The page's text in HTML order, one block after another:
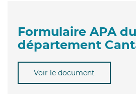
Formulaire APA du
département
Voir le document